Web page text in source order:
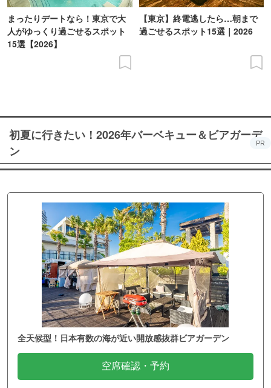
まったりデートなら！東京で大
人がゆっくり過ごせるスポット
15選【2026】
【東京】終電逃したら…朝まで
過ごせるスポット15選｜2026
初夏に行きたい！2026年バーベキュー＆ビアガーデ
ン
PR
全天候型！日本有数の海が近い開放感抜群ビアガーデン
空席確認・予約